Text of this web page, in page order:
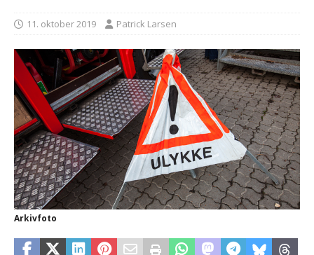
11. oktober 2019 Patrick Larsen
Arkivfoto